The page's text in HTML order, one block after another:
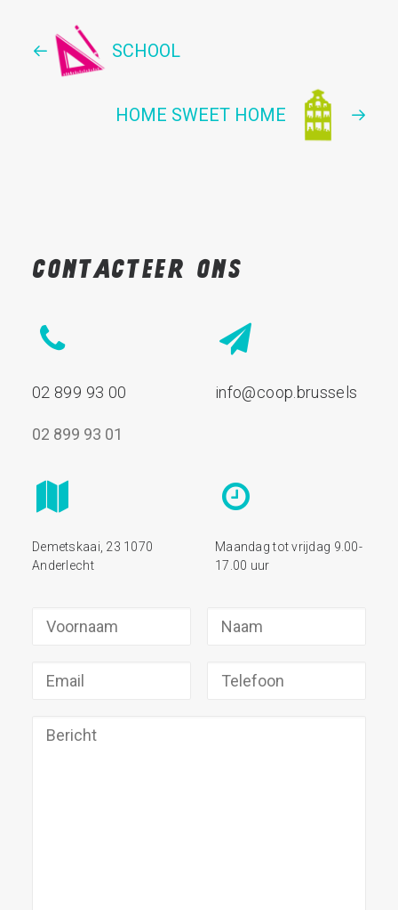
SCHOOL
HOME SWEET HOME
Contacteer ons
02 899 93 00
02 899 93 01
info@coop.brussels
Demetskaai, 23 1070
Anderlecht
Maandag tot vrijdag 9.00-
17.00 uur